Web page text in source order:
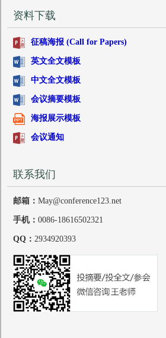
资料下载
征稿海报 (Call for Papers)
英文全文模板
中文全文模板
会议摘要模板
海报展示模板
会议通知
联系我们
邮箱： May@conference123.net
手机： 0086-18616502321
QQ： 2934920393